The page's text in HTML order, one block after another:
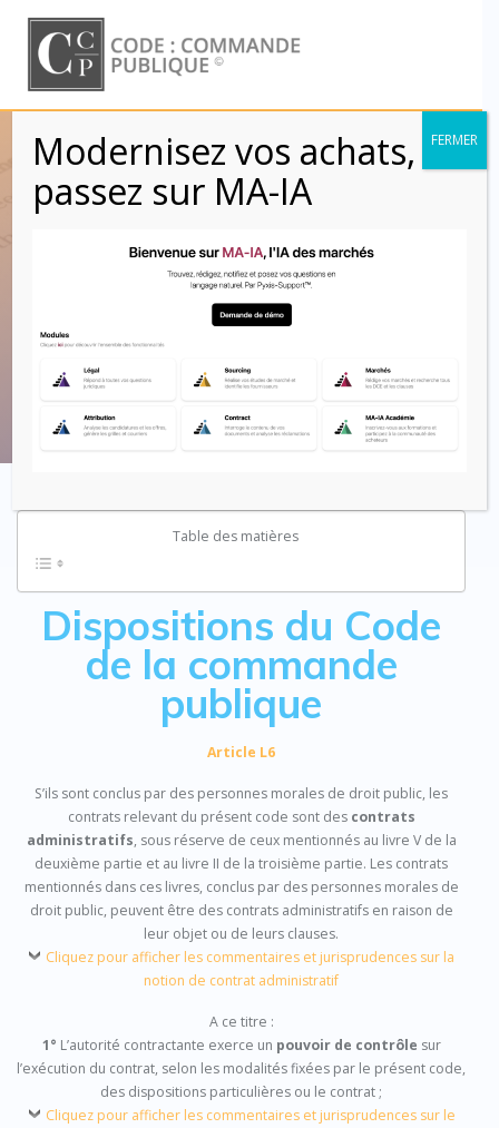
to
content
Contrats
administratifs et
principes
d’exécution (L6)
Code : Commande Publique
Table des matières
Dispositions du Code
de la commande
publique
Article L6
S’ils sont conclus par des personnes morales de droit public, les
contrats relevant du présent code sont des contrats
administratifs, sous réserve de ceux mentionnés au livre V de la
deuxième partie et au livre II de la troisième partie. Les contrats
mentionnés dans ces livres, conclus par des personnes morales de
droit public, peuvent être des contrats administratifs en raison de
leur objet ou de leurs clauses.
Cliquez pour afficher les commentaires et jurisprudences sur la
notion de contrat administratif
A ce titre :
1° L’autorité contractante exerce un pouvoir de contrôle sur
l’exécution du contrat, selon les modalités fixées par le présent code,
des dispositions particulières ou le contrat ;
Cliquez pour afficher les commentaires et jurisprudences sur le
Modernisez vos achats,
passez sur MA-IA
FERMER